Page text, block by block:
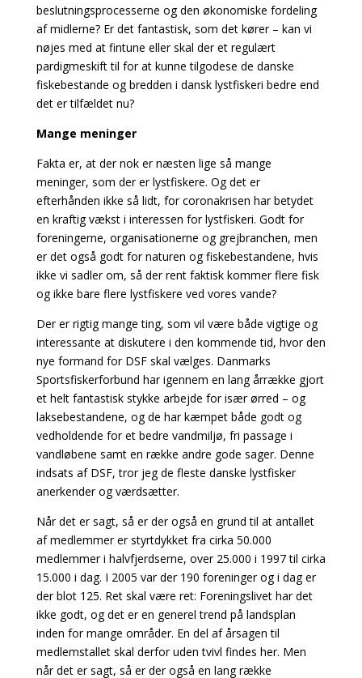
beslutningsprocesserne og den økonomiske fordeling
af midlerne? Er det fantastisk, som det kører – kan vi
nøjes med at fintune eller skal der et regulært
pardigmeskift til for at kunne tilgodese de danske
fiskebestande og bredden i dansk lystfiskeri bedre end
det er tilfældet nu?
Mange meninger
Fakta er, at der nok er næsten lige så mange
meninger, som der er lystfiskere. Og det er
efterhånden ikke så lidt, for coronakrisen har betydet
en kraftig vækst i interessen for lystfiskeri. Godt for
foreningerne, organisationerne og grejbranchen, men
er det også godt for naturen og fiskebestandene, hvis
ikke vi sadler om, så der rent faktisk kommer flere fisk
og ikke bare flere lystfiskere ved vores vande?
Der er rigtig mange ting, som vil være både vigtige og
interessante at diskutere i den kommende tid, hvor den
nye formand for DSF skal vælges. Danmarks
Sportsfiskerforbund har igennem en lang årrække gjort
et helt fantastisk stykke arbejde for især ørred – og
laksebestandene, og de har kæmpet både godt og
vedholdende for et bedre vandmiljø, fri passage i
vandløbene samt en række andre gode sager. Denne
indsats af DSF, tror jeg de fleste danske lystfisker
anerkender og værdsætter.
Når det er sagt, så er der også en grund til at antallet
af medlemmer er styrtdykket fra cirka 50.000
medlemmer i halvfjerdserne, over 25.000 i 1997 til cirka
15.000 i dag. I 2005 var der 190 foreninger og i dag er
der blot 125. Ret skal være ret: Foreningslivet har det
ikke godt, og det er en generel trend på landsplan
inden for mange områder. En del af årsagen til
medlemstallet skal derfor uden tvivl findes her. Men
når det er sagt, så er der også en lang række